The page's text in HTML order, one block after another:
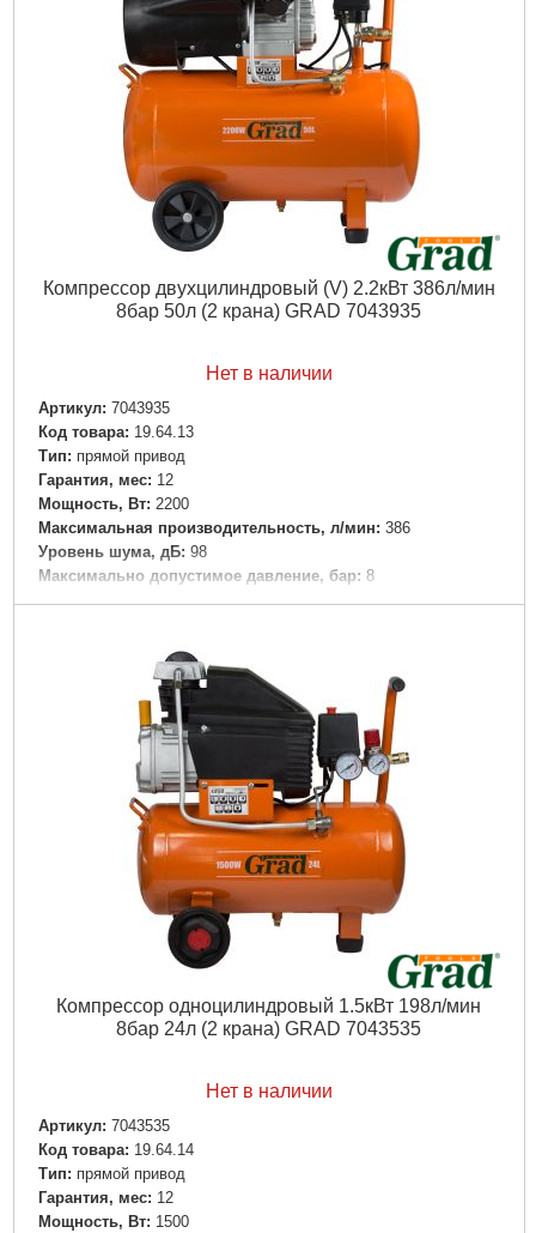
Компрессор двухцилиндровый (V) 2.2кВт 386л/мин
8бар 50л (2 крана) GRAD 7043935
Нет в наличии
Артикул: 7043935
Код товара: 19.64.13
Tип: прямой привод
Гарантия, мес: 12
Мощность, Вт: 2200
Максимальная производительность, л/мин: 386
Уровень шума, дБ: 98
Максимально допустимое давление, бар: 8
Объем ресивера, л: 50
Максимальное количество оборотов, об/мин:
Вес брутто (единицы), кг: 38.1
Вес нетто (единицы), кг:
Объем единицы, м³: 0,193596
Тип упаковки:
картонная коробка
Габариты упаковки:
730x680x390 мм
35,000 г
Подробнее...
Компрессор одноцилиндровый 1.5кВт 198л/мин
8бар 24л (2 крана) GRAD 7043535
Нет в наличии
Артикул: 7043535
Код товара: 19.64.14
Tип: прямой привод
Гарантия, мес: 12
Мощность, Вт: 1500